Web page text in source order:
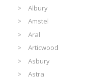
Albury
Amstel
Aral
Articwood
Asbury
Astra